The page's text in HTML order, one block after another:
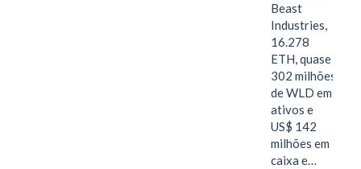
Beast
Industries,
16.278
ETH, quase
302 milhões
de WLD em
ativos e
US$ 142
milhões em
caixa e…